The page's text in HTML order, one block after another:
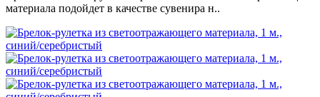
материала подойдет в качестве сувенира н..